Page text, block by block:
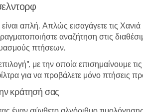
απλή. Απλώς εισαγάγετε τις
αναζήτηση στις
πτήσεων.
με την οποία επισημαίνουμε
για να προβάλετε μόνο πτήσεις
κράτησή σας